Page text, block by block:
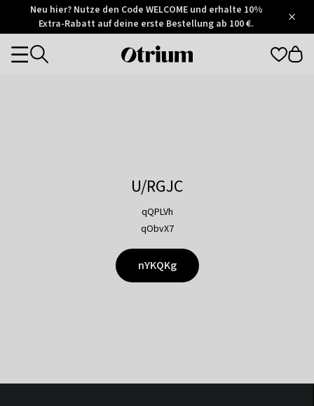
Otrium
Trustpilot
Neu hier? Nutze den Code WELCOME und erhalte 10%
Extra-Rabatt auf deine erste Bestellung ab 100 €.
Otrium
Categories
U/RGJC
qQPLVh
qObvX7
nYKQKg